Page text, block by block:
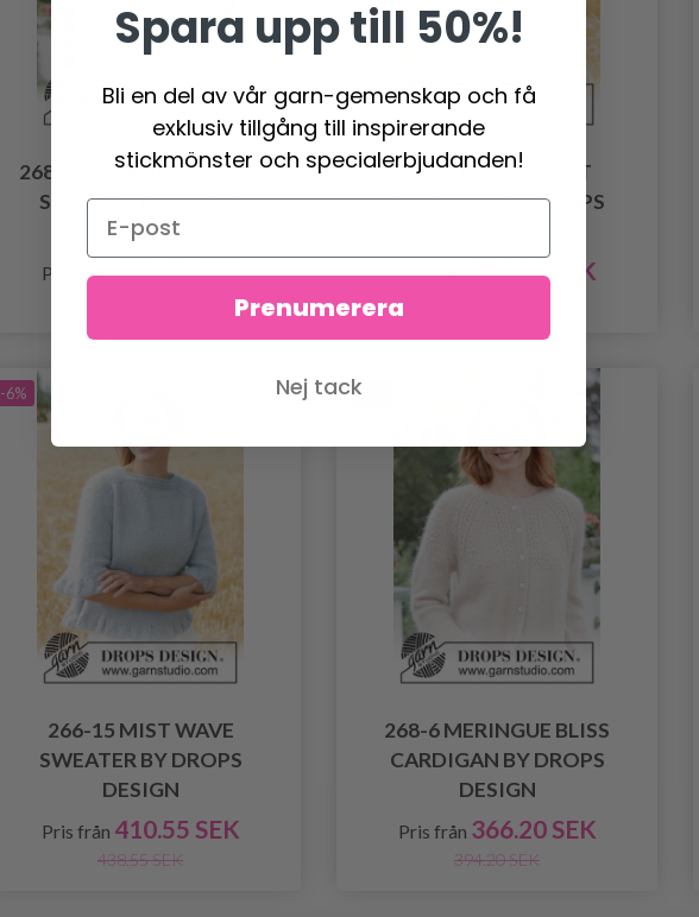
268-12 MORNING GLOW
SWEATER BY DROPS
DESIGN
Pris från391.60 SEK
268-1 LEMON ZEST
CARDIGAN BY DROPS
Pris från565.35 SEK
-6%
266-15 MIST WAVE
SWEATER BY DROPS
DESIGN
Pris från 410.55 SEK
438.55 SEK
-7%
268-6 MERINGUE BLISS
CARDIGAN BY DROPS
DESIGN
Pris från 366.20 SEK
394.20 SEK
Spara upp till 50%!
Bli en del av vår garn-gemenskap och få
exklusiv tillgång till inspirerande
stickmönster och specialerbjudanden!
Prenumerera
Nej tack